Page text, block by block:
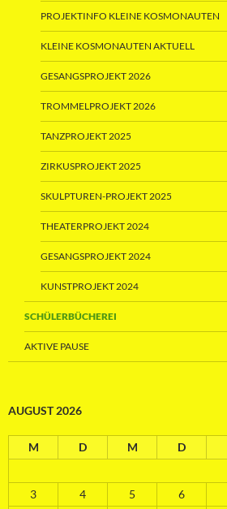
PROJEKTINFO KLEINE KOSMONAUTEN
KLEINE KOSMONAUTEN AKTUELL
GESANGSPROJEKT 2026
TROMMELPROJEKT 2026
TANZPROJEKT 2025
ZIRKUSPROJEKT 2025
SKULPTUREN-PROJEKT 2025
THEATERPROJEKT 2024
GESANGSPROJEKT 2024
KUNSTPROJEKT 2024
SCHÜLERBÜCHEREI
AKTIVE PAUSE
AUGUST 2026
M D M D
3
4 5 6